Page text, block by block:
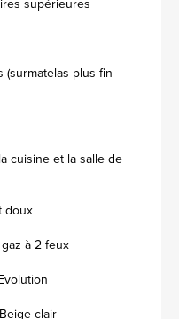
(surmatelas plus fin
cuisine et la salle de
doux
à 2 feux
clair